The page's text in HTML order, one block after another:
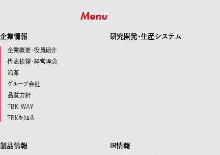
Menu
企業情報
企業概要・役員紹介
代表挨拶・経営理念
沿革
グループ会社
品質方針
TBK WAY
TBKを知る
研究開発･生産システム
製品情報 IR情報